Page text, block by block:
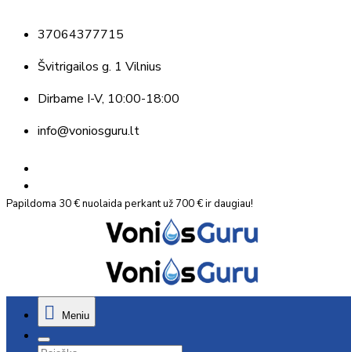
37064377715
Švitrigailos g. 1 Vilnius
Dirbame I-V, 10:00-18:00
info@voniosguru.lt
Papildoma 30 € nuolaida perkant už 700 € ir daugiau!
Meniu